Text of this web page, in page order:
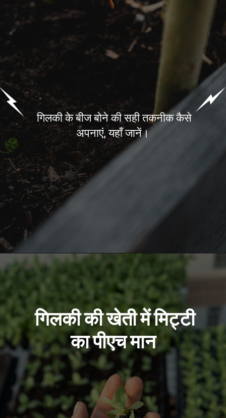
गिलकी के बीज बोने की सही तकनीक कैसे
अपनाएं, यहाँ जानें।
Opening https://kisanekta.in/gilki-ki-kheti/
गिलकी की खेती में मिट्टी
का पीएच मान